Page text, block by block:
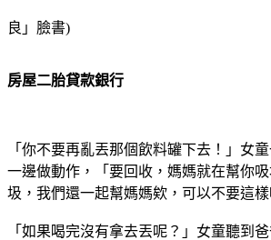
良」臉書)
房屋二胎貸款銀行
「你不要再亂丟那個飲料罐下去！」女
一邊做動作，「要回收，媽媽就在幫你
圾，我們還一起幫媽媽欸，可以不要這樣
「如果喝完沒有拿去丟呢？」女童聽到